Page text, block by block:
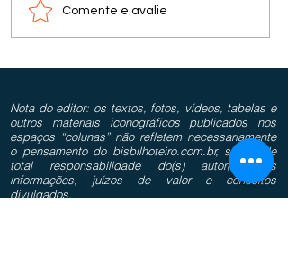
Comente e avalie
Nota do editor: os textos, fotos, vídeos, tabelas e
outros materiais iconográficos publicados nos
espaços “colunas” não refletem necessariamente
o pensamento do bisbilhoteiro.com.br, sendo de
total responsabilidade do(s) autor(es) as
informações, juízos de valor e conceitos
divulgados.